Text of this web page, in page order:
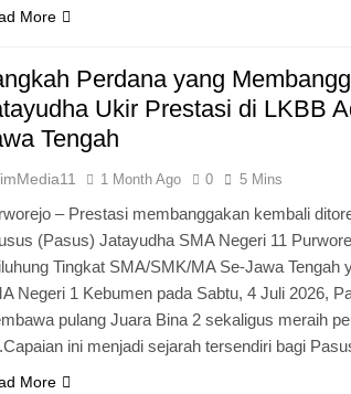
More
Perdana yang
Ukir Prestasi di LKBB
Tengah
1 Month Ago 0 5 Mins
– Prestasi membanggakan kembali
(Pasus) Jatayudha SMA Negeri 11
Tingkat SMA/SMK/MA Se-Jawa Tengah
Negeri 1 Kebumen pada Sabtu, 4 Juli 2026,
pulang Juara Bina 2 sekaligus meraih
ini menjadi sejarah tersendiri bagi
More